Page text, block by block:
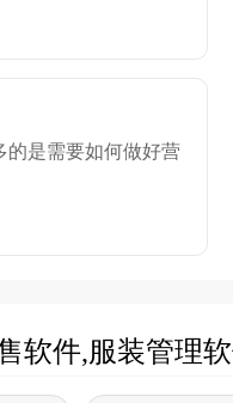
的是需要如何做好营
软件,服装管理